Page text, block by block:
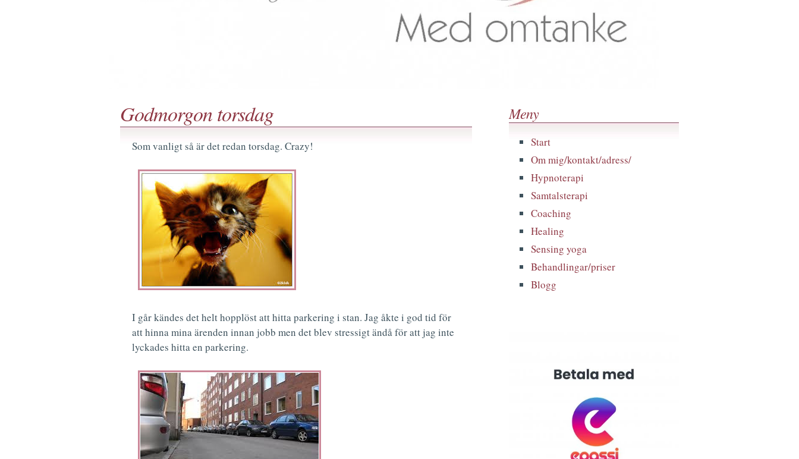
Godmorgon torsdag
Som vanligt så är det redan torsdag. Crazy!
I går kändes det helt hopplöst att hitta parkering i stan. Jag åkte i god tid för
att hinna mina ärenden innan jobb men det blev stressigt ändå för att jag inte
lyckades hitta en parkering.
Meny
Start
Om mig/kontakt/adress/
Hypnoterapi
Samtalsterapi
Coaching
Healing
Sensing yoga
Behandlingar/priser
Blogg